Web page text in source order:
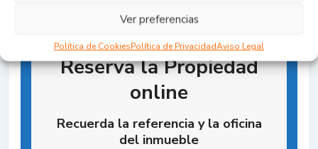
Ver preferencias
Política de CookiesPolítica de PrivacidadAviso Legal
Reserva la Propiedad
online
Recuerda la referencia y la oficina
del inmueble